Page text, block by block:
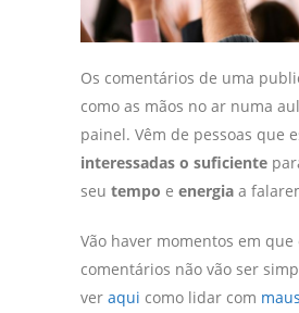
Os comentários de uma
como as mãos no ar numa
painel. Vêm de pessoas que
interessadas o suficiente
seu tempo e energia a
Vão haver momentos em que
comentários não vão ser
ver aqui como lidar com